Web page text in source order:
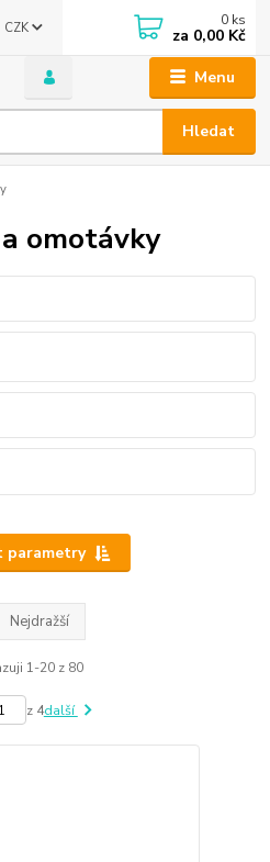
Menu
CZK
Hledat
0 ks
za 0,00 Kč
omotávky
parametry
Nejdražší
1-20 z 80
z 4další